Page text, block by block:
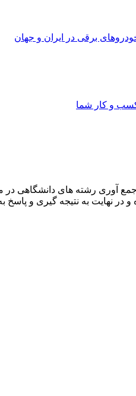
برقی در ایران و جهان
کسب و کار شما
آوری رشته های دانشگاهی در
و در نهایت به نتیجه گیری و